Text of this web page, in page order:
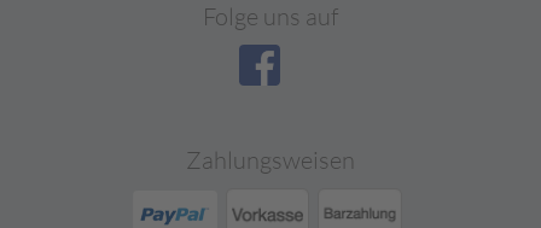
Folge uns auf
Zahlungsweisen